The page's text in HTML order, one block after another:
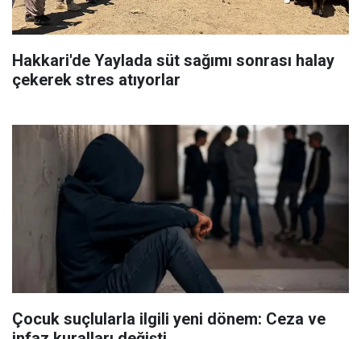
Hakkari'de Yaylada süt sağımı sonrası halay
çekerek stres atıyorlar
Çocuk suçlularla ilgili yeni dönem: Ceza ve